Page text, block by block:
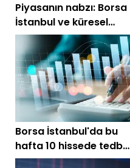
Piyasanın nabzı: Borsa
İstanbul ve küresel
piyasalarda gün
başlarken (28 Nisan
2026)
Borsa İstanbul'da bu
hafta 10 hissede tedbir
kalkıyor